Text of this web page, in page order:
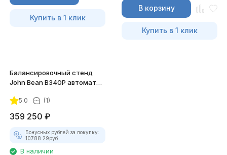
Купить в 1 клик
В корзину
Купить в 1 клик
Балансировочный стенд
John Bean B340P автомат
5.0 (1)
359 250 ₽
Бонусных рублей за покупку:
10788.29руб.
В наличии